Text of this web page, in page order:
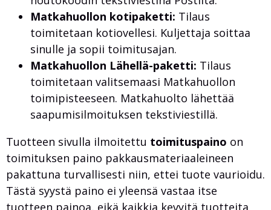
Matkahuollon kotipaketti: Tilaus
toimitetaan kotiovellesi. Kuljettaja soittaa
sinulle ja sopii toimitusajan.
Matkahuollon Lähellä-paketti: Tilaus
toimitetaan valitsemaasi Matkahuollon
toimipisteeseen. Matkahuolto lähettää
saapumisilmoituksen tekstiviestillä.
Tuotteen sivulla ilmoitettu toimituspaino on
toimituksen paino pakkausmateriaaleineen
pakattuna turvallisesti niin, ettei tuote vaurioidu.
Tästä syystä paino ei yleensä vastaa itse
tuotteen painoa, eikä kaikkia kevyitä tuotteita